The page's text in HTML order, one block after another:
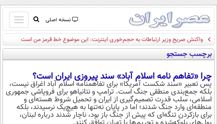
نسخه اصلی
باز
و
بسته
کردن
صفحه اول
جستجو
نظرسنجی
آب و هوا
اوقات شرعی
واکنش صریح وزیر ارتباطات به حجم‌خوری اینترنت: این موضوع خط قرمز من است
برچسب جستجو
چرا «تفاهم نامه اسلام آباد» سند پیروزی ایران است؟
پس تعبیر «سند شکست آمریکا» برای تفاهم‎نامه اسلام آباد اغراق نیست،
بلکه جمع‌بندی منطقی جنگ است. ترامپ و نتانیاهو برای فروپاشی جمهوری
اسلامی، سلب قدرت تصمیم‌گیری از ایران و تحمیل شروط هسته‌ای و
منطقه‌ای وارد جنگ شدند؛ اما در پایان نه‌تنها به هیچ‌یک نرسیدند، بلکه
برای بازکردن تنگه‌ای که پیش از جنگ باز بود، ناچار شدند درباره لبنان،